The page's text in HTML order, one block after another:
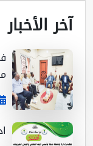
الأخبار
في
مجلس
منذ 3 أسابيع
ادارة